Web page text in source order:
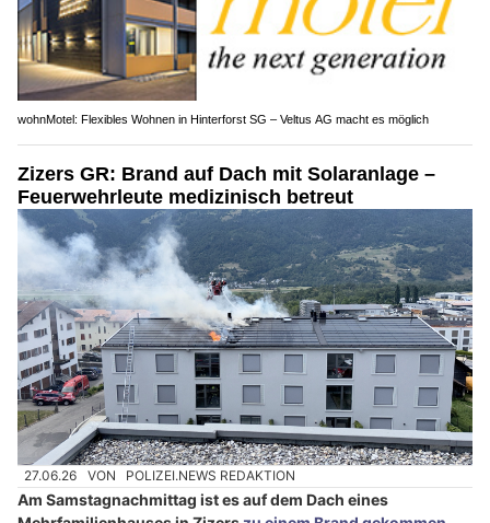
wohnMotel: Flexibles Wohnen in Hinterforst SG – Veltus AG macht es möglich
Zizers GR: Brand auf Dach mit Solaranlage –
Feuerwehrleute medizinisch betreut
27.06.26 VON POLIZEI.NEWS REDAKTION
Am Samstagnachmittag ist es auf dem Dach eines